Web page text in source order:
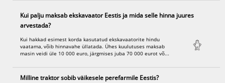
Kui palju maksab ekskavaator Eestis ja mida selle hinna juures
arvestada?
Kui hakkad esimest korda kasutatud ekskavaatorite hindu
vaatama, võib hinnavahe üllatada. Ühes kuulutuses maksab
masin veidi üle 10 000 euro, järgmises juba 70 000 eurot võ...
Milline traktor sobib väikesele perefarmile Eestis?